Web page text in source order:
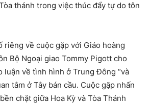
thánh trong việc thúc đẩy tự do tôn
riêng về cuộc gặp với Giáo hoàng
Bộ Ngoại giao Tommy Pigott cho
luận về tình hình ở Trung Đông “và
tâm ở Tây bán cầu. Cuộc gặp nhấn
chặt giữa Hoa Kỳ và Tòa Thánh